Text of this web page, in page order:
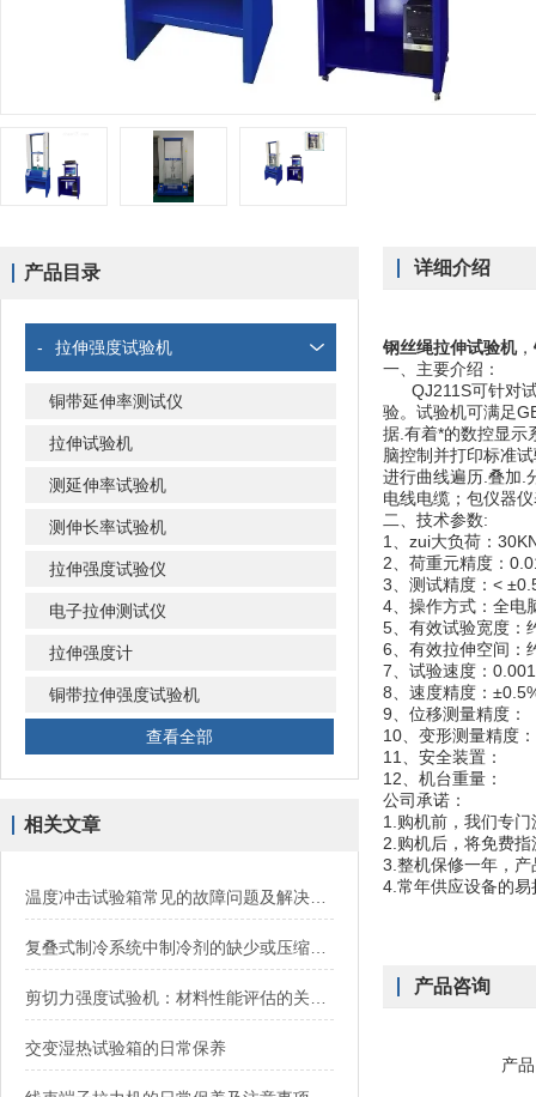
产品目录
- 拉伸强度试验机
铜带延伸率测试仪
拉伸试验机
测延伸率试验机
测伸长率试验机
拉伸强度试验仪
电子拉伸测试仪
拉伸强度计
铜带拉伸强度试验机
查看全部
相关文章
交变湿热试验箱的日常保养
详细介绍
钢丝绳拉伸试验机，
一、 主要介绍：
QJ211S可针对试
验。试验机可满足
据.有着*的数控显示
脑控制并打印标准
进行曲线遍历.叠加.
电线电缆；包仪器
二、 技术参数:
1、zui大负荷：
2、荷重元精度：
3、测试精度：<
4、操作方式：全电
5、有效试验宽度：
6、有效拉伸空间：
7、试验速度：
8、速度精度：
9、位移测量精度
10、变形测量精
11、安全装置：
12、机台重量
公司承诺：
1.购机前，我们专
2.购机后，将免费
3.整机保修一年，产
4.常年供应设备的
产品咨询
产